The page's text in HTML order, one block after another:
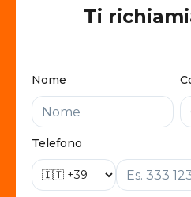
Ti
Nome
Telefono